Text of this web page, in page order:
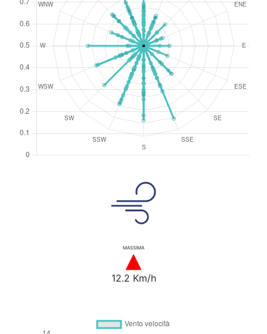
MASSIMA
12.2 Km/h